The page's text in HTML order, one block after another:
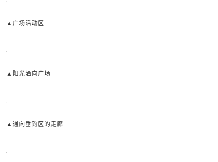
▲广场活动区
▲阳光洒向广场
▲通向垂钓区的走廊